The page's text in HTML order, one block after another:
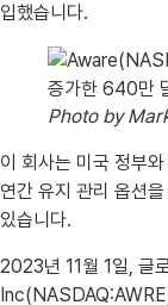
입했습니다.
Photo by
이 회사는 미국 정부
연간 유지 관리 옵션
있습니다.
2023년 11월 1일, 글